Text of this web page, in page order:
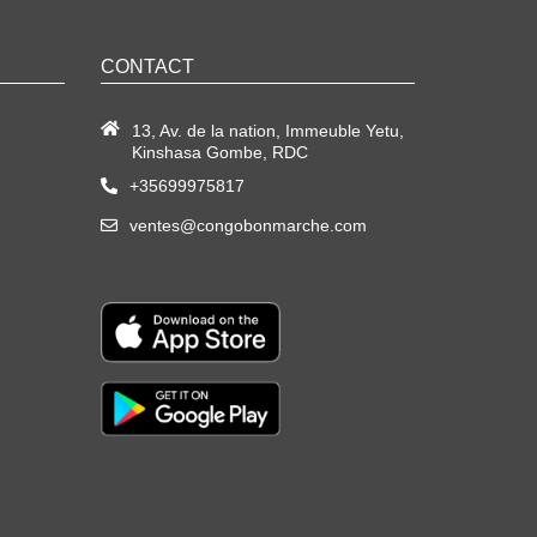
CONTACT
13, Av. de la nation, Immeuble Yetu,
Kinshasa Gombe, RDC
+35699975817
ventes@congobonmarche.com